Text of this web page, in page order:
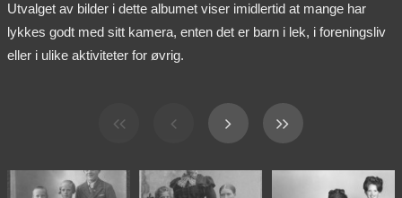
Utvalget av bilder i dette albumet viser imidlertid at mange har
lykkes godt med sitt kamera, enten det er barn i lek, i foreningsliv
eller i ulike aktiviteter for øvrig.